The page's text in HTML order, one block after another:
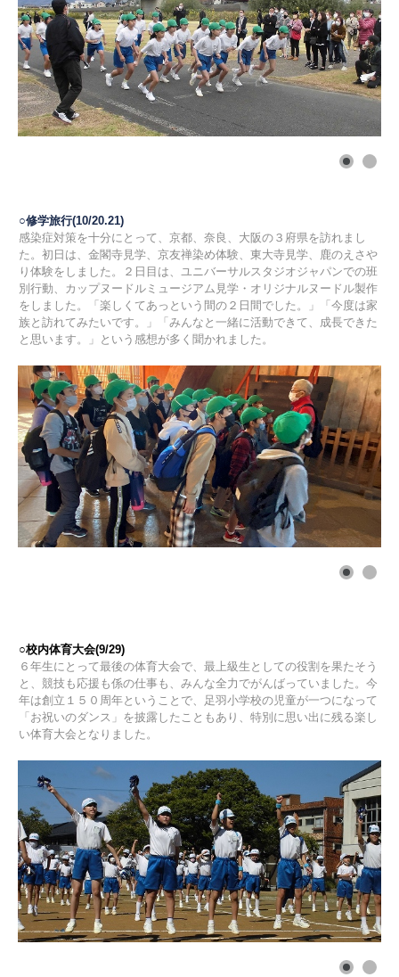
○修学旅行(10/20.21)
感染症対策を十分にとって、京都、奈良、大阪の３府県を訪れまし
た。初日は、金閣寺見学、京友禅染め体験、東大寺見学、鹿のえさや
り体験をしました。２日目は、ユニバーサルスタジオジャパンでの班
別行動、カップヌードルミュージアム見学・オリジナルヌードル製作
をしました。「楽しくてあっという間の２日間でした。」「今度は家
族と訪れてみたいです。」「みんなと一緒に活動できて、成長できた
と思います。」という感想が多く聞かれました。
○校内体育大会(9/29)
６年生にとって最後の体育大会で、最上級生としての役割を果たそう
と、競技も応援も係の仕事も、みんな全力でがんばっていました。今
年は創立１５０周年ということで、足羽小学校の児童が一つになって
「お祝いのダンス」を披露したこともあり、特別に思い出に残る楽し
い体育大会となりました。